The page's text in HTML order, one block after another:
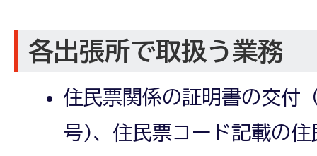
各出張所で取扱う業務
住民票関係の証明書の交付
号)、住民票コード記載の